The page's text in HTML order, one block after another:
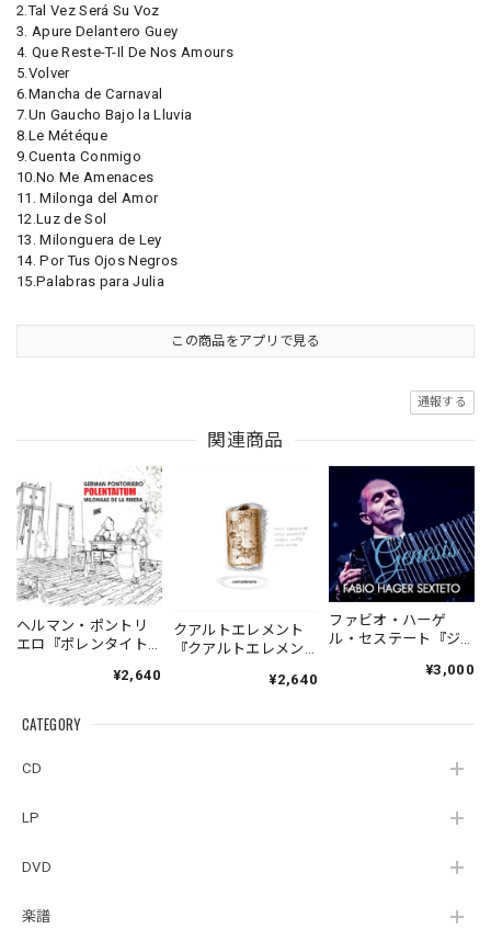
CATEGORY
CD
LP
DVD
楽譜
2.Tal Vez Será Su Voz
3. Apure Delantero Guey
4. Que Reste-T-Il De Nos Amours
5.Volver
6.Mancha de Carnaval
7.Un Gaucho Bajo la Lluvia
8.Le Météque
9.Cuenta Conmigo
10.No Me Amenaces
11. Milonga del Amor
12.Luz de Sol
13. Milonguera de Ley
14. Por Tus Ojos Negros
15.Palabras para Julia
この商品をアプリで見る
通報する
関連商品
ヘルマン・ポントリ
エロ『ポレンタイト
Pontoriero『POLENT
la Ribera』
¥2,640
クアルトエレメント
『クアルトエレメン
Cuartoelemento『Cu
（007RECORDS-27）
¥2,640
ファビオ・ハーゲ
ル・セステート『ジ
¥3,000